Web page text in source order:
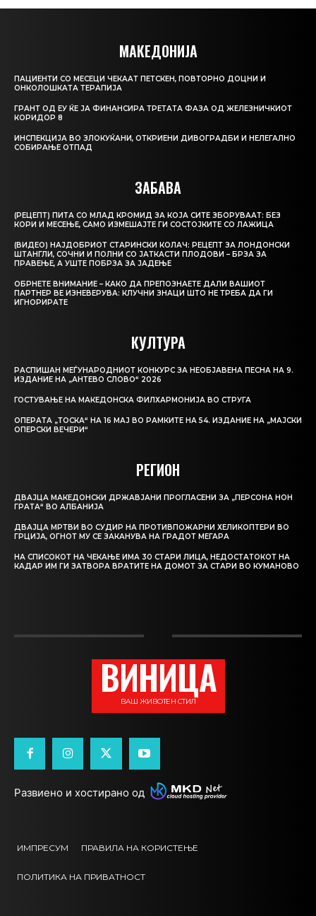
МАКЕДОНИЈА
ПАЦИЕНТИ СО МЕСЕЦИ ЧЕКААТ ПЕТСКЕН, ПОВТОРНО ДОЦНИ И
ОНКОЛОШКАТА ТЕРАПИЈА
ГРАНТ ОД ЕУ ЌЕ ЈА ФИНАНСИРА ТРЕТАТА ФАЗА ОД ЖЕЛЕЗНИЧКИОТ
КОРИДОР 8
ИНСПЕКЦИЈА ВО ЗЛОКУЌАНИ, ОТКРИЕНИ ДИВОГРАДБИ И НЕЛЕГАЛНО
СОБИРАЊЕ ОТПАД
ЗАБАВА
(РЕЦЕПТ) ПИТА СО МЛАД КРОМИД ЗА КОЈА СИТЕ ЗБОРУВААТ: БЕЗ
КОРИ И МЕСЕЊЕ, САМО ИЗМЕШАЈТЕ ГИ СОСТОЈКИТЕ СО ЛАЖИЦА
(ВИДЕО) НАЈДОБРИОТ СТАРИНСКИ КОЛАЧ: РЕЦЕПТ ЗА ЛОНДОНСКИ
ШТАНГЛИ, СОЧНИ И ПОЛНИ СО ЈАТКАСТИ ПЛОДОВИ – БРЗА ЗА
ПРАВЕЊЕ, А УШТЕ ПОБРЗА ЗА ЈАДЕЊЕ
ОБРНЕТЕ ВНИМАНИЕ – КАКО ДА ПРЕПОЗНАЕТЕ ДАЛИ ВАШИОТ
ПАРТНЕР ВЕ ИЗНЕВЕРУВА: КЛУЧНИ ЗНАЦИ ШТО НЕ ТРЕБА ДА ГИ
ИГНОРИРАТЕ
КУЛТУРА
РАСПИШАН МЕЃУНАРОДНИОТ КОНКУРС ЗА НЕОБЈАВЕНА ПЕСНА НА 9.
ИЗДАНИЕ НА „АНТЕВО СЛОВО“ 2026
ГОСТУВАЊЕ НА МАКЕДОНСКА ФИЛХАРМОНИЈА ВО СТРУГА
ОПЕРАТА „ТОСКА“ НА 16 МАЈ ВО РАМКИТЕ НА 54. ИЗДАНИЕ НА „МАЈСКИ
ОПЕРСКИ ВЕЧЕРИ“
РЕГИОН
ДВАЈЦА МАКЕДОНСКИ ДРЖАВЈАНИ ПРОГЛАСЕНИ ЗА „ПЕРСОНА НОН
ГРАТА“ ВО АЛБАНИЈА
ДВАЈЦА МРТВИ ВО СУДИР НА ПРОТИВПОЖАРНИ ХЕЛИКОПТЕРИ ВО
ГРЦИЈА, ОГНОТ МУ СЕ ЗАКАНУВА НА ГРАДОТ МЕГАРА
НА СПИСОКОТ НА ЧЕКАЊЕ ИМА 30 СТАРИ ЛИЦА, НЕДОСТАТОКОТ НА
КАДАР ИМ ГИ ЗАТВОРА ВРАТИТЕ НА ДОМОТ ЗА СТАРИ ВО КУМАНОВО
ВИНИЦА
ВАШ ЖИВОТЕН СТИЛ
Развиено и хостирано од
ИМПРЕСУМ ПРАВИЛА НА КОРИСТЕЊЕ
ПОЛИТИКА НА ПРИВАТНОСТ